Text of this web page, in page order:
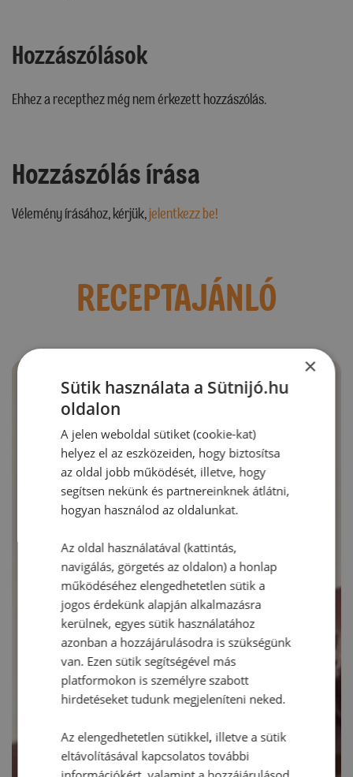
Hozzászólások
Ehhez a recepthez még nem érkezett hozzászólás.
Hozzászólás írása
Vélemény írásához, kérjük,jelentkezz be!
RECEPTAJÁNLÓ
×
Sütik használata a Sütnijó.hu
oldalon
A jelen weboldal sütiket (cookie-kat)
helyez el az eszközeiden, hogy biztosítsa
az oldal jobb működését, illetve, hogy
segítsen nekünk és partnereinknek átlátni,
hogyan használod az oldalunkat.
Az oldal használatával (kattintás,
navigálás, görgetés az oldalon) a honlap
működéséhez elengedhetetlen sütik a
jogos érdekünk alapján alkalmazásra
kerülnek, egyes sütik használatához
azonban a hozzájárulásodra is szükségünk
van. Ezen sütik segítségével más
platformokon is személyre szabott
hirdetéseket tudunk megjeleníteni neked.
Az elengedhetetlen sütikkel, illetve a sütik
eltávolításával kapcsolatos további